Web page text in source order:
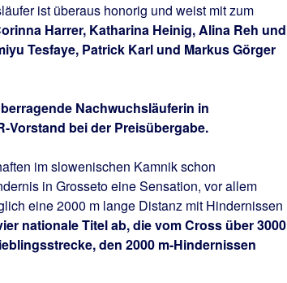
ist überaus honorig und weist mit zum
Harrer, Katharina Heinig, Alina Reh und
Tesfaye, Patrick Karl und Markus Görger
Nachwuchsläuferin in
Vorstand bei der Preisübergabe.
im slowenischen Kamnik schon
in Grosseto eine Sensation, vor allem
eine 2000 m lange Distanz mit Hindernissen
nationale Titel ab, die vom Cross über 3000
den 2000 m-Hindernissen